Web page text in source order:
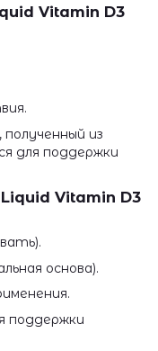
Vitamin D3
из
для поддержки
Vitamin D3
основа).
поддержки